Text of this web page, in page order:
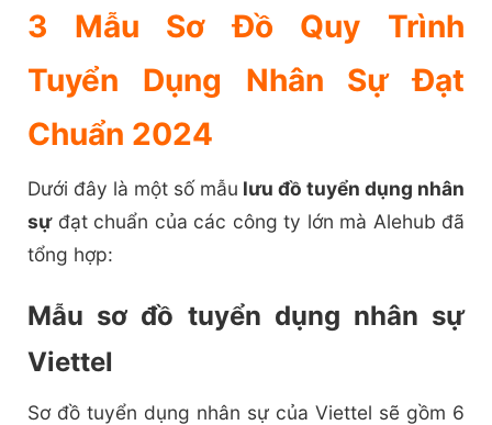
3 Mẫu Sơ Đồ Quy Trình
Tuyển Dụng Nhân Sự Đạt
Chuẩn 2024
Dưới đây là một số mẫu lưu đồ tuyển dụng nhân
sựđạt chuẩn của các công ty lớn mà Alehub đã
tổng hợp:
Mẫu sơ đồ tuyển dụng nhân sự
Viettel
Sơ đồ tuyển dụng nhân sự của Viettel sẽ gồm 6